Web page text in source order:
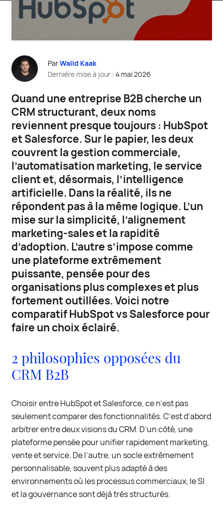
ParWalid Kaak
Dernière mise à jour: 4 mai 2026
Quand une entreprise B2B cherche un
CRM structurant, deux noms
reviennent presque toujours : HubSpot
et Salesforce. Sur le papier, les deux
couvrent la gestion commerciale,
l’automatisation marketing, le service
client et, désormais, l’intelligence
artificielle. Dans la réalité, ils ne
répondent pas à la même logique. L’un
mise sur la simplicité, l’alignement
marketing-sales et la rapidité
d’adoption. L’autre s’impose comme
une plateforme extrêmement
puissante, pensée pour des
organisations plus complexes et plus
fortement outillées. Voici notre
comparatif HubSpot vs Salesforce pour
faire un choix éclairé.
2 philosophies opposées du
CRM B2B
Choisir entre HubSpot et Salesforce, ce n’est pas
seulement comparer des fonctionnalités. C’est d’abord
arbitrer entre deux visions du CRM. D’un côté, une
plateforme pensée pour unifier rapidement marketing,
vente et service. De l’autre, un socle extrêmement
personnalisable, souvent plus adapté à des
environnements où les processus commerciaux, le SI
et la gouvernance sont déjà très structurés.